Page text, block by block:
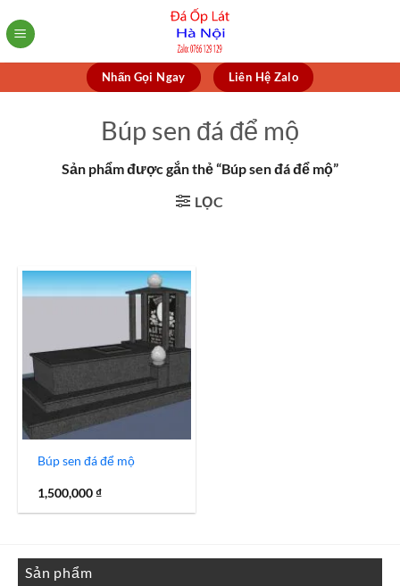
to
Nhấn Gọi Ngay Liên Hệ Zalo
Búp sen đá để mộ
Sản phẩm được gắn thẻ “Búp sen đá để mộ”
LỌC
Búp sen đá để mộ
1,500,000₫
Sản phẩm